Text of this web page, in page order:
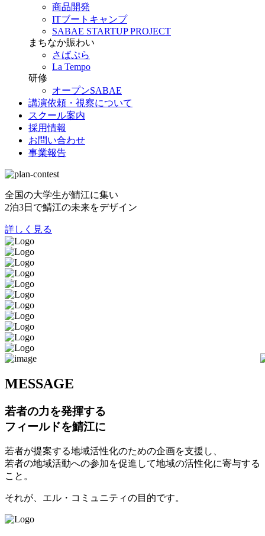
商品開発
ITブートキャンプ
SABAE STARTUP PROJECT
まちなか賑わい
さばぷら
La Tempo
研修
オープンSABAE
講演依頼・視察について
スクール案内
採用情報
お問い合わせ
事業報告
全国の大学生が鯖江に集い
2泊3日で鯖江の未来をデザイン
詳しく見る
MESSAGE
若者の力を発揮する
フィールドを鯖江に
若者が提案する地域活性化のための企画を支援し、
若者の地域活動への参加を促進して地域の活性化に寄与する
こと。
それが、エル・コミュニティの目的です。